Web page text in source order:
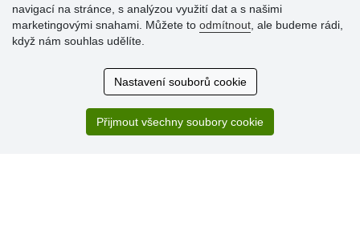
Hodnocení
zákazníků
Super obchod, kvalitní zboží za slušné ceny. Vřele
navigací na stránce, s analýzou využití dat a s našimi
marketingovými snahami. Můžete to odmítnout , ale budeme rádi,
když nám souhlas udělíte.
Nastavení souborů cookie
Přijmout všechny soubory cookie